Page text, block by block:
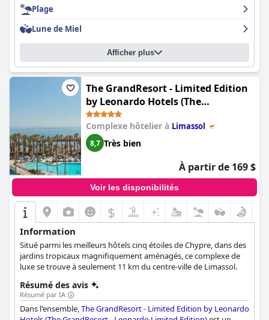
service poli, amical et accommodant dans tout l'hôtel. Le spa et
la piscine sont relaxants et bien entretenus et offrent des vues
magnifiques. La plage est fantastique et permet d'accéder
facilement à des activités nautiques. Le stationnement est
pratique et confortable grâce à un parking gratuit. L'hôtel
propose également d'excellents équipements pour les familles,
mais le club pour enfants pourrait être amélioré. Dans
l'ensemble, leMediterranean Beach Hotel offre un séjour
propre, confortable et relaxant avec d'excellents équipements et
un service irréprochable.
Plage
Lune de Miel
Afficher plus
The GrandResort - Limited Edition
by Leonardo Hotels (The
GrandResort - Leonardo Limited
Edition)
Complexe hôtelier à Limassol
8,7 Très bien
À partir de 169 $
Voir les disponibilités
$
Information
Situé parmi les meilleurs hôtels cinq étoiles de Chypre, dans des
jardins tropicaux magnifiquement aménagés, ce complexe de
luxe se trouve à seulement 11 km du centre-ville de Limassol.
Résumé des avis
Résumé par IA
Dans l'ensemble,The GrandResort - Limited Edition by Leonardo